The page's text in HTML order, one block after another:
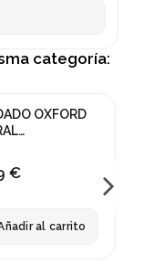
categoría:
OXFORD
€
al carrito